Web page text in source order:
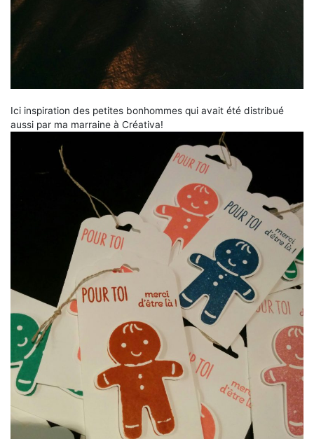
Ici inspiration des petites bonhommes qui avait été distribué
aussi par ma marraine à Créativa!